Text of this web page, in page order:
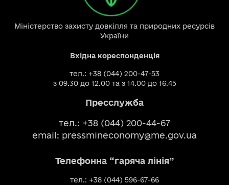
Міністерство захисту довкілля та природних ресурсів
України
Вхідна кореспонденція
тел.: +38 (044) 200-47-53
з 09.30 до 12.00 та з 14.00 до 16.45
Пресслужба
тел.: +38 (044) 200-44-67
email: pressmineconomy@me.gov.ua
Телефонна “гаряча лінія”
тел.: +38 (044) 596-67-66